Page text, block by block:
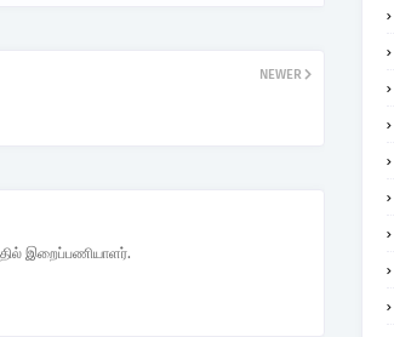
NEWER
இறைப்பணியாளர்.